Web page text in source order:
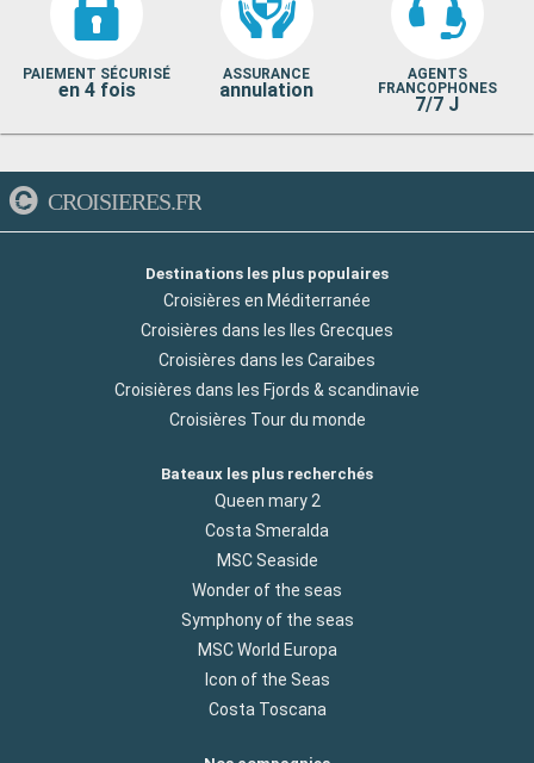
PAIEMENT SÉCURISÉ
en 4 fois
ASSURANCE
annulation
AGENTS
FRANCOPHONES
7/7 J
CROISIERES.FR
Destinations les plus populaires
Croisières en Méditerranée
Croisières dans les Iles Grecques
Croisières dans les Caraibes
Croisières dans les Fjords & scandinavie
Croisières Tour du monde
Bateaux les plus recherchés
Queen mary 2
Costa Smeralda
MSC Seaside
Wonder of the seas
Symphony of the seas
MSC World Europa
Icon of the Seas
Costa Toscana